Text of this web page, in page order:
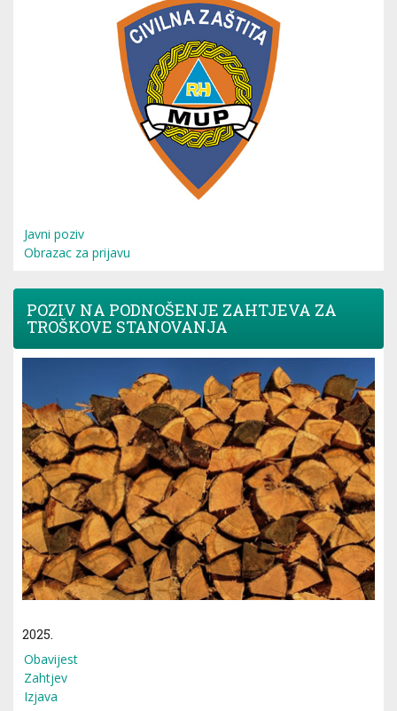
Javni poziv
Obrazac za prijavu
POZIV NA PODNOŠENJE ZAHTJEVA ZA
TROŠKOVE STANOVANJA
2025.
Obavijest
Zahtjev
Izjava